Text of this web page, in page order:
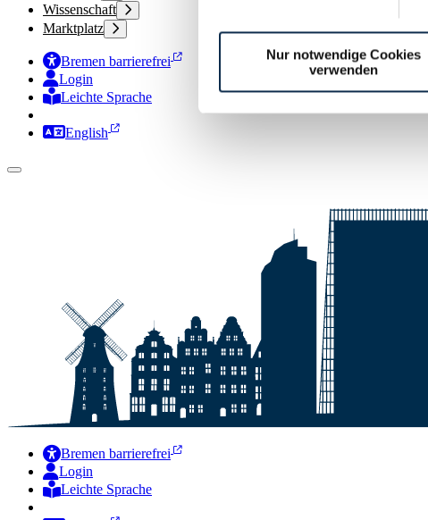
Nur notwendige Cookies
verwenden
Wissenschaft
Marktplatz
Bremen barrierefrei
Login
Leichte Sprache
Zur Deutschen Gebärdensprache
English
Bremen barrierefrei
Login
Leichte Sprache